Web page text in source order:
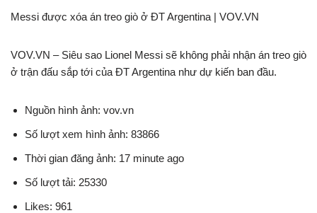
Messi được xóa án treo giò ở ĐT Argentina | VOV.VN
VOV.VN – Siêu sao Lionel Messi sẽ không phải nhận án treo giò
ở trận đấu sắp tới của ĐT Argentina như dự kiến ban đầu.
Nguồn hình ảnh: vov.vn
Số lượt xem hình ảnh: 83866
Thời gian đăng ảnh: 17 minute ago
Số lượt tải: 25330
Likes: 961